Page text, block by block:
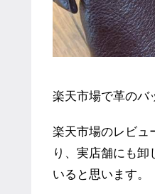
楽天市場で革のバ
楽天市場のレビュ
り、実店舗にも
いると思います。